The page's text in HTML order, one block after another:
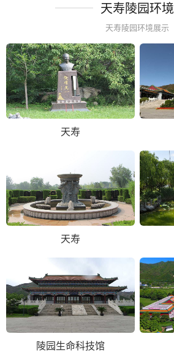
天寿陵园环境
天寿陵园环境展示
天寿
天寿
陵园生命科技馆